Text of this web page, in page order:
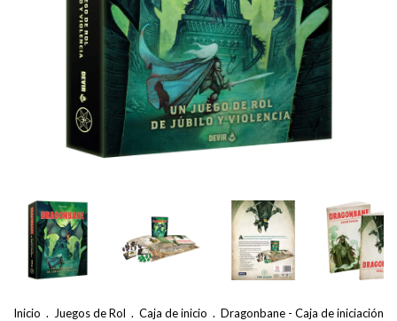
Inicio . Juegos de Rol . Caja de inicio . Dragonbane - Caja de iniciación